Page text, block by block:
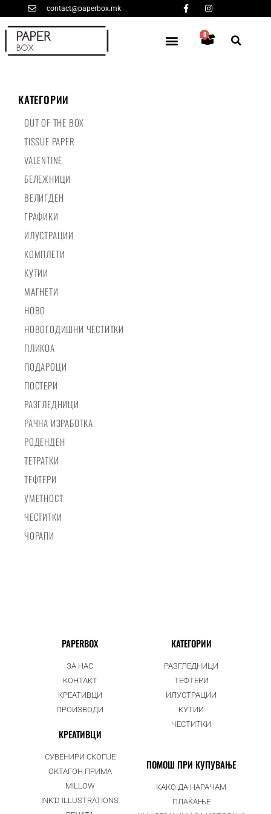
contact@paperbox.mk
0
КАТЕГОРИИ
OUT OF THE BOX
TISSUE PAPER
VALENTINE
БЕЛЕЖНИЦИ
ВЕЛИГДЕН
ГРАФИКИ
ИЛУСТРАЦИИ
КОМПЛЕТИ
КУТИИ
МАГНЕТИ
НОВО
НОВОГОДИШНИ ЧЕСТИТКИ
ПЛИКОА
ПОДАРОЦИ
ПОСТЕРИ
РАЗГЛЕДНИЦИ
РАЧНА ИЗРАБОТКА
РОДЕНДЕН
ТЕТРАТКИ
ТЕФТЕРИ
УМЕТНОСТ
ЧЕСТИТКИ
ЧОРАПИ
PAPERBOX
ЗА НАС
КОНТАКТ
КРЕАТИВЦИ
ПРОИЗВОДИ
КАТЕГОРИИ
РАЗГЛЕДНИЦИ
ТЕФТЕРИ
ИЛУСТРАЦИИ
КУТИИ
ЧЕСТИТКИ
КРЕАТИВЦИ
СУВЕНИРИ СКОПЈЕ
ОКТАГОН ПРИМА
MILLOW
INK’D ILLUSTRATIONS
ПОМОШ ПРИ КУПУВАЊЕ
КАКО ДА НАРАЧАМ
ПЛАЌАЊЕ